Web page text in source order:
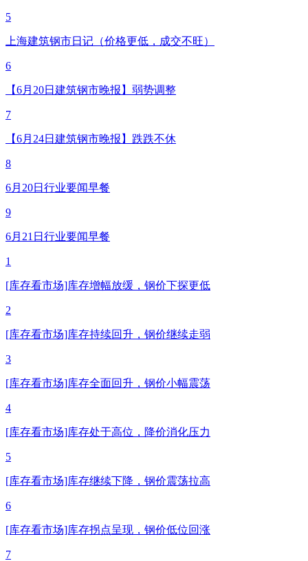
5
上海建筑钢市日记（价格更低，成交不旺）
6
【6月20日建筑钢市晚报】弱势调整
7
【6月24日建筑钢市晚报】跌跌不休
8
6月20日行业要闻早餐
9
6月21日行业要闻早餐
1
[库存看市场]库存增幅放缓，钢价下探更低
2
[库存看市场]库存持续回升，钢价继续走弱
3
[库存看市场]库存全面回升，钢价小幅震荡
4
[库存看市场]库存处于高位，降价消化压力
5
[库存看市场]库存继续下降，钢价震荡拉高
6
[库存看市场]库存拐点呈现，钢价低位回涨
7